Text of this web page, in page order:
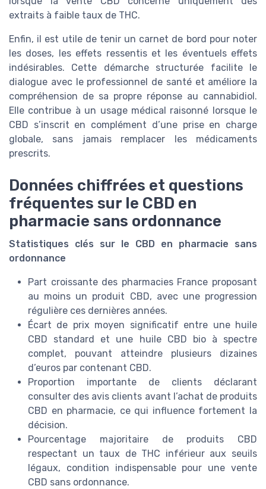
extraits à faible taux de THC.
Enfin, il est utile de tenir un carnet de bord pour noter
les doses, les effets ressentis et les éventuels effets
indésirables. Cette démarche structurée facilite le
dialogue avec le professionnel de santé et améliore la
compréhension de sa propre réponse au cannabidiol.
Elle contribue à un usage médical raisonné lorsque le
CBD s’inscrit en complément d’une prise en charge
globale, sans jamais remplacer les médicaments
prescrits.
Données chiffrées et questions
fréquentes sur le CBD en
pharmacie sans ordonnance
Statistiques clés sur le CBD en pharmacie sans
ordonnance
Part croissante des pharmacies France proposant
au moins un produit CBD, avec une progression
régulière ces dernières années.
Écart de prix moyen significatif entre une huile
CBD standard et une huile CBD bio à spectre
complet, pouvant atteindre plusieurs dizaines
d’euros par contenant CBD.
Proportion importante de clients déclarant
consulter des avis clients avant l’achat de produits
CBD en pharmacie, ce qui influence fortement la
décision.
Pourcentage majoritaire de produits CBD
respectant un taux de THC inférieur aux seuils
légaux, condition indispensable pour une vente
CBD sans ordonnance.